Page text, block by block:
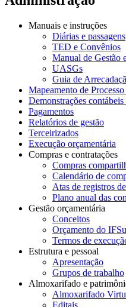
Manuais e instruções
Diárias e passagens
TED e Convênios
Manual de Gestão
UASGs
Guia de
Mapeamento de
Demonstrações
Pagamentos
Relatórios de gestão
Terceirizados
Execução orçamentária
Compras e contratações
Compras
Calendário de
Atas de registros
Plano anual das
Gestão orçamentária
Conceitos
Orçamento do
Termos de
Estrutura e pessoal
Apresentação
Grupos de trabalho
Almoxarifado e
Almoxarifado
Editais